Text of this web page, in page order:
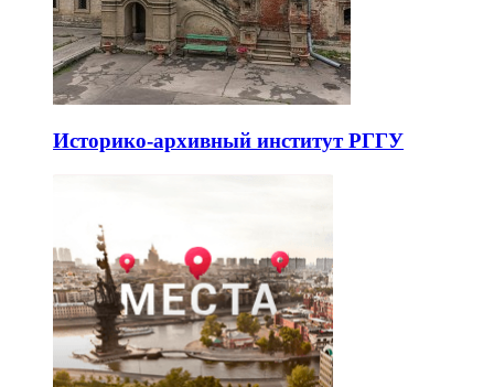
Историко-архивный институт РГГУ